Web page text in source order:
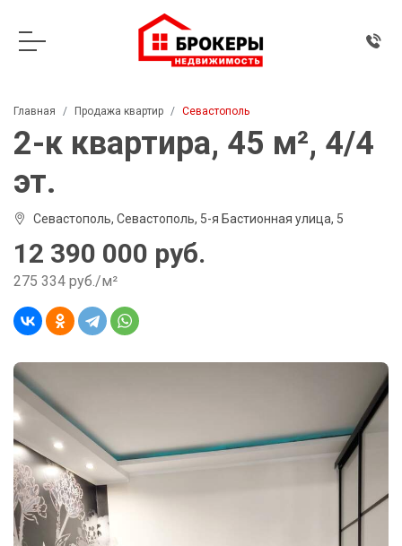
Главная Продажа квартир Севастополь
2-к квартира, 45 м², 4/4
эт.
Севастополь, Севастополь, 5-я Бастионная улица, 5
12 390 000 руб.
275 334 руб./м²